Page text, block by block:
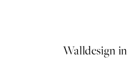
Walldesign